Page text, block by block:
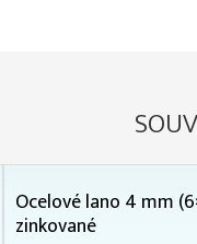
Ocelové lano 4 mm
zinkované